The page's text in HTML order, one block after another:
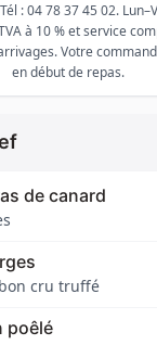
: 04 78 37 45 02.
à 10 % et service
Votre
en début de repas.
de canard
cru truffé
poêlé